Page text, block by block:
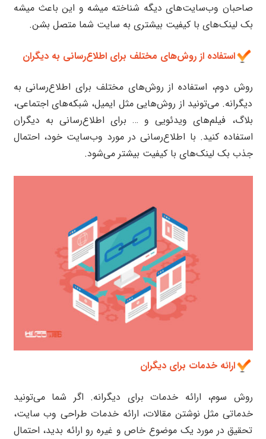
صاحبان وب‌سایت‌های دیگه شناخته میشه و این باعث میشه
بک لینک‌های با کیفیت بیشتری به سایت شما متصل بشن.
استفاده از روش‌های مختلف برای اطلاع‌رسانی به دیگران
روش دوم، استفاده از روش‌های مختلف برای اطلاع‌رسانی به
دیگرانه. می‌تونید از روش‌هایی مثل ایمیل، شبکه‌های اجتماعی،
بلاگ، فیلم‌های ویدئویی و … برای اطلاع‌رسانی به دیگران
استفاده کنید. با اطلاع‌رسانی در مورد وب‌سایت خود، احتمال
جذب بک لینک‌های با کیفیت بیشتر می‌شود.
ارائه خدمات برای دیگران
روش سوم، ارائه خدمات برای دیگرانه. اگر شما می‌تونید
خدماتی مثل نوشتن مقالات، ارائه خدمات طراحی وب سایت،
تحقیق در مورد یک موضوع خاص و غیره رو ارائه بدید، احتمال